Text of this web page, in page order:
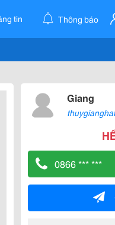
tin Thông báo
Giang
0866 *** ***